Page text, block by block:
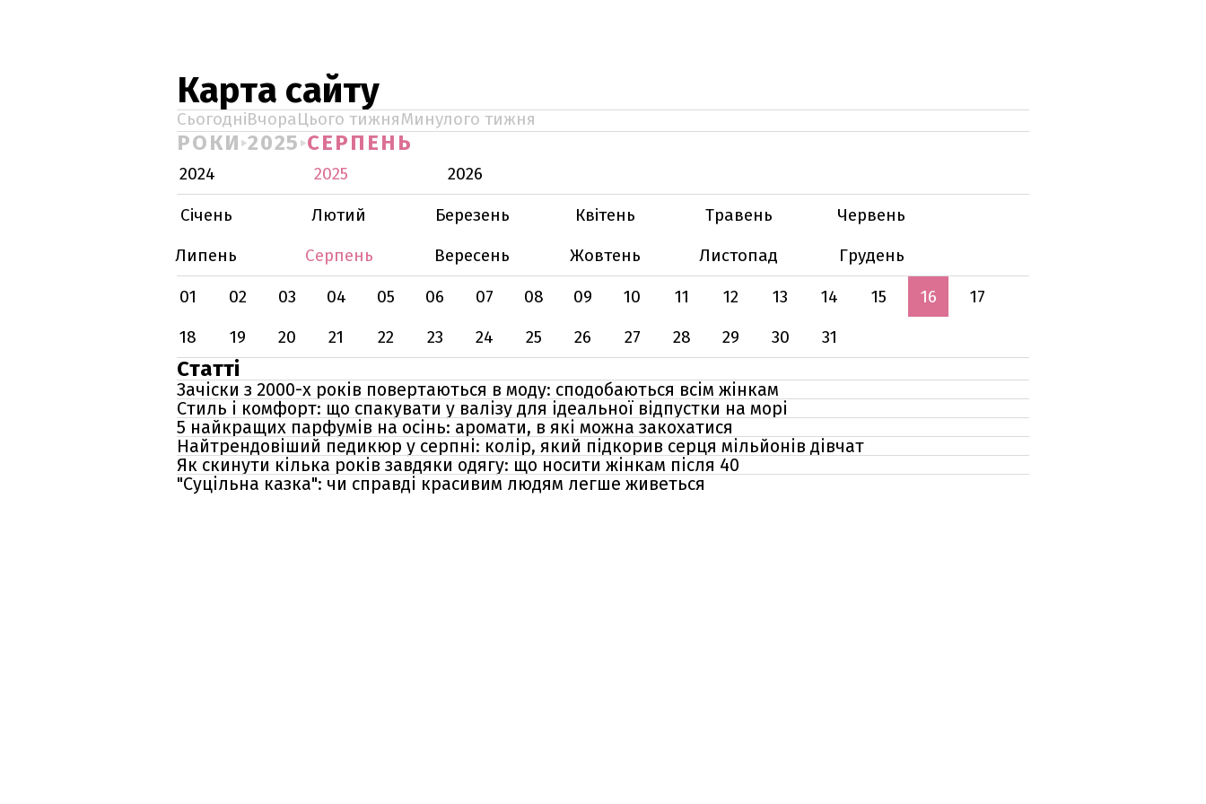
Карта сайту
СьогодніВчораЦього тижняМинулого тижня
РОКИ 2025 СЕРПЕНЬ
2024 2025
2026
Січень
Лютий Березень Квітень Травень
Червень
Липень
Серпень Вересень Жовтень Листопад
Грудень
01
02 03 04 05 06 07 08 09 10 11 12 13 14 15 16
17
18
19 20 21 22 23 24 25 26 27 28 29 30 31
Статті
Зачіски з 2000-х років повертаються в моду: сподобаються всім жінкам
Стиль і комфорт: що спакувати у валізу для ідеальної відпустки на морі
5 найкращих парфумів на осінь: аромати, в які можна закохатися
Найтрендовіший педикюр у серпні: колір, який підкорив серця мільйонів дівчат
Як скинути кілька років завдяки одягу: що носити жінкам після 40
"Суцільна казка": чи справді красивим людям легше живеться